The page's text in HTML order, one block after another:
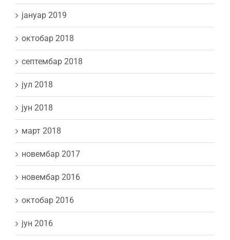
јануар 2019
октобар 2018
септембар 2018
јул 2018
јун 2018
март 2018
новембар 2017
новембар 2016
октобар 2016
јун 2016